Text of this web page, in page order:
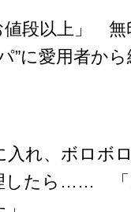
値段以上」
”に愛用者か
入れ、ボロボ
したら…… 「